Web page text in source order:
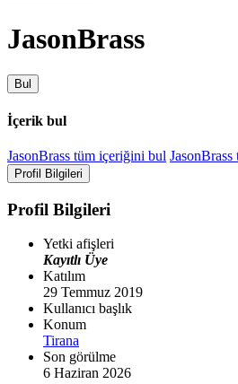
JasonBrass
Bul
İçerik bul
JasonBrass tüm içeriğini bul JasonBrass
Profil Bilgileri
Profil Bilgileri
Yetki afişleri
Kayıtlı Üye
Katılım
29 Temmuz 2019
Kullanıcı başlık
Konum
Tirana
Son görülme
6 Haziran 2026